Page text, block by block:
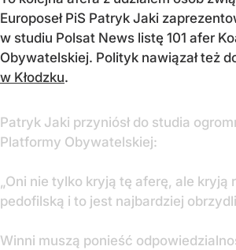
Europoseł PiS Patryk Jaki
w studiu Polsat News listę 101 afer
Obywatelskiej. Polityk nawiązał też
w Kłodzku.
Patryk Jaki przyniósł do studia
Platformy Obywatelskiej:
„Oni nie tylko kryją tę aferę, ale kryją
pedofilską i to jest najbardziej
Winni muszą ponieść